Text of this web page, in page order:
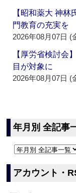
【昭和薬大 神
門教育の充実を
2026年08月07日 (
【厚労省検討会
目が対象に
2026年08月07日 (
年月別 全記事
アカウント・